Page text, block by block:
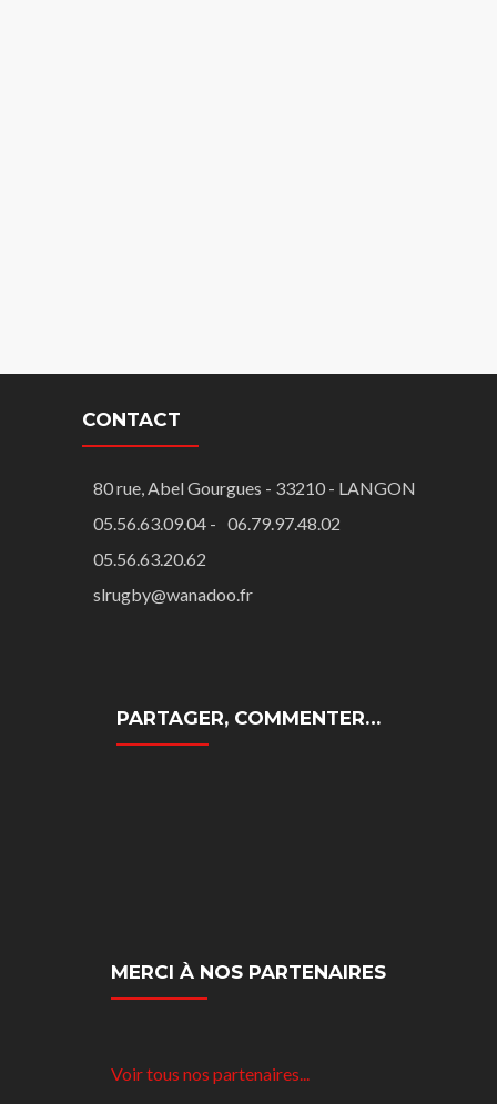
CONTACT
80 rue, Abel Gourgues - 33210 - LANGON
05.56.63.09.04 - 06.79.97.48.02
05.56.63.20.62
slrugby@wanadoo.fr
PARTAGER, COMMENTER…
MERCI À NOS PARTENAIRES
Voir tous nos partenaires...